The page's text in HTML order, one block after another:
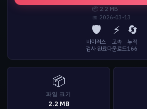
📦 2.2 MB
📅 2026-03-13
🛡️
바이러스
검사 완료
⚡
고속
다운로드
🔄
누적
166
📦
파일 크기
2.2 MB